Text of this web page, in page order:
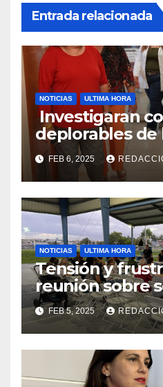
Entrada relacionada
NOTICIAS ULTIMA HORA
Investigaran
deplorables de
facilidades el
de la Salud en
FEB 6, 2025
NOTICIAS ULTIMA HORA
Tensión y
reunión sobre
Reparto
FEB 5, 2025